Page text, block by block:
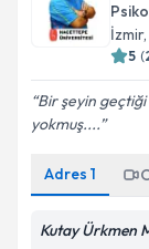
İzmir
5 (
Bir şeyin geçtiği
yokmuş....
Adres 1
Kutay Ürkmen